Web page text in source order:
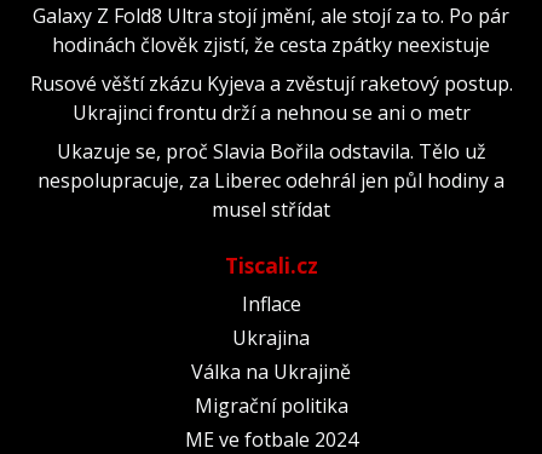
Galaxy Z Fold8 Ultra stojí jmění, ale stojí za to. Po pár
hodinách člověk zjistí, že cesta zpátky neexistuje
Rusové věští zkázu Kyjeva a zvěstují raketový postup.
Ukrajinci frontu drží a nehnou se ani o metr
Ukazuje se, proč Slavia Bořila odstavila. Tělo už
nespolupracuje, za Liberec odehrál jen půl hodiny a
musel střídat
Tiscali.cz
Inflace
Ukrajina
Válka na Ukrajině
Migrační politika
ME ve fotbale 2024